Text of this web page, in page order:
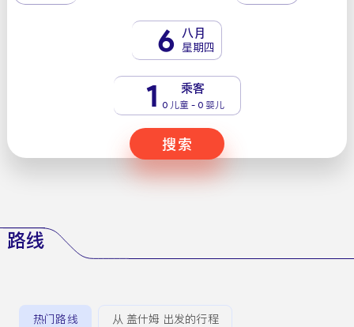
6 八月
星期四
1 乘客
0 儿童 - 0 婴儿
搜索
路线
热门路线 从 盖什姆 出发的行程